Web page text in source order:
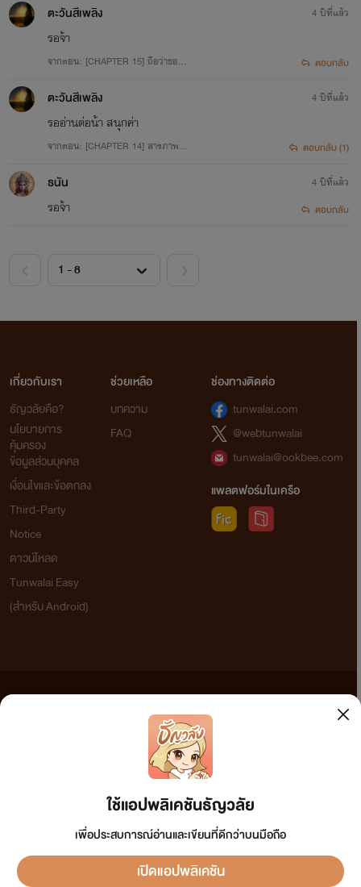
มีแค่อย่างเดียวที่ผมชอบล่ะครับ หื้ม?...ไม่บอกหรอก มันเป็น
เรท วันนี้ไรท์มีนิยายแนวรักใสๆ ปั่นป่วนหัวใจมาฝาก เรื่องใสๆ นี่
เป็นอีกเรื่องที่คิดไว้นานมากแล้วว่าอยากจะลองยั้บยั้งใจตัวเองให้
เพลาๆ เรื่อง18+ลงหน่อย เพราะงั้นจึงกำเนิดเรื่องนี้ขึ้นมา
ชอบไม่ชอบยังไง ฝากติชม คอมเม้นให้กำลังใจกันได้นะค้า
บบบบบฝากคุณหนูโฮซอลไว้ในอ้อมใจด้วยน้าาาาาา
ตะวันสีเพลิง
รอจ้า
จากตอน: [CHAPTER 15] ถือว่าขอ…
4 ปีที่แล้ว
ตอบกลับ
ตะวันสีเพลิง
รออ่านต่อน้า สนุกค่า
จากตอน: [CHAPTER 14] สารภาพ…
4 ปีที่แล้ว
ตอบกลับ (1)
ธนัน
รอจ้า
4 ปีที่แล้ว
ตอบกลับ
ใช้แอปพลิเคชันธัญวลัย
เพื่อประสบการณ์อ่านและเขียนที่ดีกว่าบนมือถือ
เปิดแอปพลิเคชัน
เกี่ยวกับเรา
ธัญวลัยคือ?
นโยบายการ
คุ้มครอง
ข้อมูลส่วนบุคคล
เงื่อนไขและข้อตกลง
Third-Party
Notice
ดาวน์โหลด
Tunwalai Easy
(สำหรับ Android)
ช่วยเหลือ
บทความ
FAQ
ช่องทางติดต่อ
tunwalai.com
@webtunwalai
tunwalai@ookbee.com
แพลตฟอร์มในเครือ
เว็บไซต์แห่งนี้ไม่ได้เห็นด้วยและไม่ขอรับผิดชอบต่อข้อความใดๆ ทั้งสิ้น ดังนั้นผู้อ่านทุกท่านโปรดใช้
วิจารณญาณในการกลั่นกรองด้วยตนเอง และหากท่านพบข้อความใดๆ ที่ขัดต่อกฎหมายและศีลธรรม
กรุณาแจ้งมาที่ tunwalai@ookbee.com เพื่อทีมงานจะได้ดำเนินการในทันที ทั้งนี้ ทางเว็บไซต์ขอสงวน
ลิขสิทธิ์ตามพระราชบัญญัติลิขสิทธิ์ (ฉบับเพิ่มเติม) พ.ศ.2558